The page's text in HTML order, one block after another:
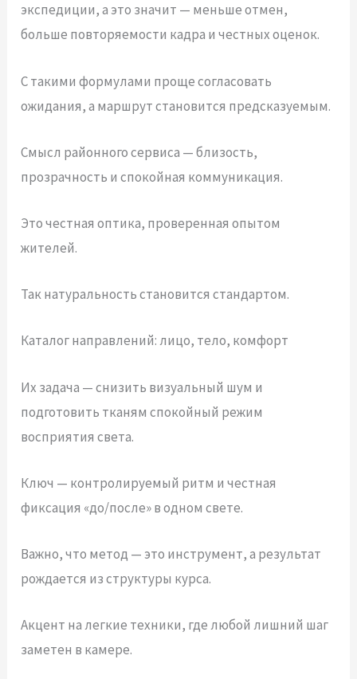
экспедиции, а это значит — меньше отмен,
больше повторяемости кадра и честных оценок.
С такими формулами проще согласовать
ожидания, а маршрут становится предсказуемым.
Смысл районного сервиса — близость,
прозрачность и спокойная коммуникация.
Это честная оптика, проверенная опытом
жителей.
Так натуральность становится стандартом.
Каталог направлений: лицо, тело, комфорт
Их задача — снизить визуальный шум и
подготовить тканям спокойный режим
восприятия света.
Ключ — контролируемый ритм и честная
фиксация «до/после» в одном свете.
Важно, что метод — это инструмент, а результат
рождается из структуры курса.
Акцент на легкие техники, где любой лишний шаг
заметен в камере.